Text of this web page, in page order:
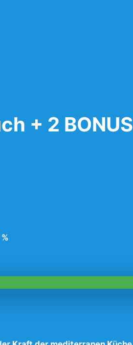
+ 2 BONUS